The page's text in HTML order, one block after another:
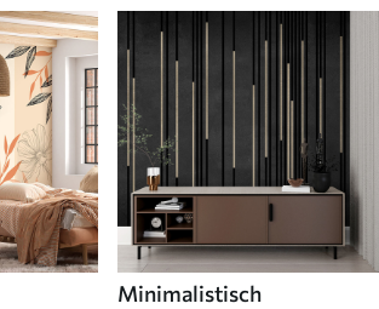
Minimalistisch